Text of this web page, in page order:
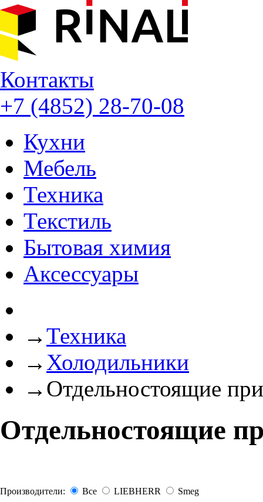
Контакты
+7 (4852) 28-70-08
Кухни
Мебель
Техника
Текстиль
Бытовая химия
Аксессуары
→Техника
→ Холодильники
→ Отдельностоящие
Отдельностоящие
Производители: Все LIEBHERR Smeg